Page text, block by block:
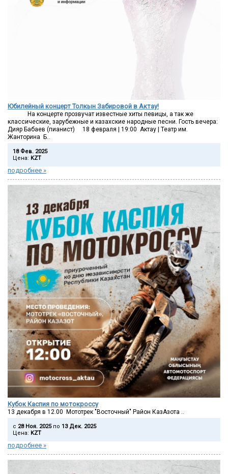
Юбилейный концерт Толкын Забировой в Актау!
На концерте прозвучат известные хиты певицы, а так же
классические, зарубежные и казахские народные песни. Гость вечера:
Дияр Бабаев (пианист) 18 февраля | 19:00 Актау | Театр им.
Жанторина Б..
18 Фев. 2025
Цена: KZT
подробнее »
Кубок Каспия по мотокроссу
13 декабря в 12.00 Мототрек "Восточный" Район КазАзота ..
c 28 Ноя. 2025по 13 Дек. 2025
Цена: KZT
подробнее »